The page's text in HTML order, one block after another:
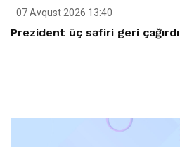
07 Avqust 2026 13:40
Prezident üç səfiri geri çağırdı